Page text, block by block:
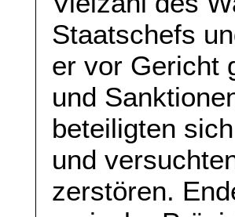
Staatschefs
er vor Gericht
und
beteiligten
und
zerstören.